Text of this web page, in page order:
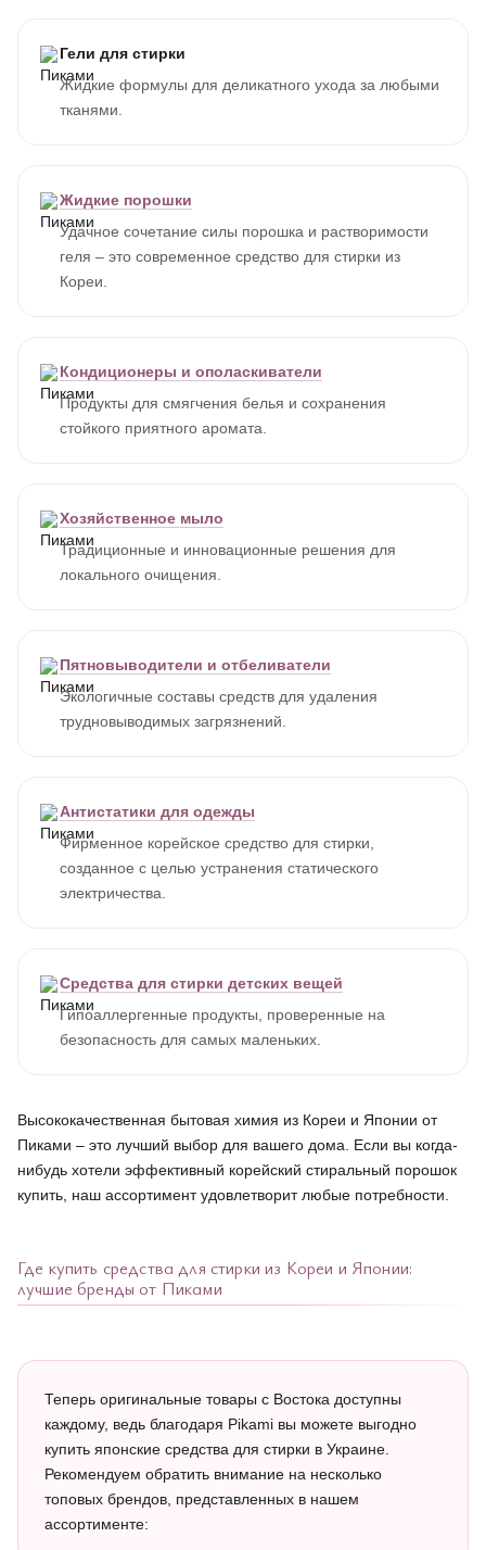
Гели для стирки
Жидкие формулы для деликатного ухода за любыми
тканями.
Жидкие порошки
Удачное сочетание силы порошка и растворимости
геля – это современное средство для стирки из
Кореи.
Кондиционеры и ополаскиватели
Продукты для смягчения белья и сохранения
стойкого приятного аромата.
Хозяйственное мыло
Традиционные и инновационные решения для
локального очищения.
Пятновыводители и отбеливатели
Экологичные составы средств для удаления
трудновыводимых загрязнений.
Антистатики для одежды
Фирменное корейское средство для стирки,
созданное с целью устранения статического
электричества.
Средства для стирки детских вещей
Гипоаллергенные продукты, проверенные на
безопасность для самых маленьких.
Высококачественная бытовая химия из Кореи и Японии от
Пиками – это лучший выбор для вашего дома. Если вы когда-
нибудь хотели эффективный корейский стиральный порошок
купить, наш ассортимент удовлетворит любые потребности.
Где купить средства для стирки из Кореи и Японии:
лучшие бренды от Пиками
Теперь оригинальные товары с Востока доступны
каждому, ведь благодаря Pikami вы можете выгодно
купить японские средства для стирки в Украине.
Рекомендуем обратить внимание на несколько
топовых брендов, представленных в нашем
ассортименте: